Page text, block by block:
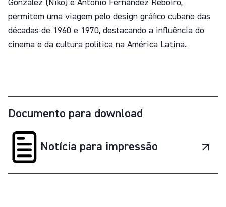
González (Ñiko) e Antonio Fernández Reboiro,
permitem uma viagem pelo design gráfico cubano das
décadas de 1960 e 1970, destacando a influência do
cinema e da cultura política na América Latina.
Documento para download
Notícia para impressão